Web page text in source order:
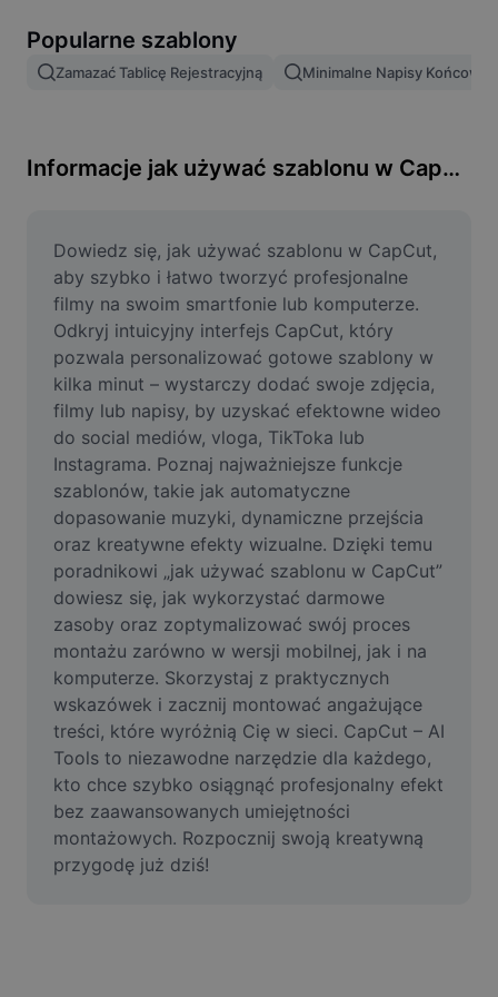
Scalanie obrazów
Zmień rozmiar obrazu
Generator memów
AI Text Remover
AI People Remover
AI Inpainting
Face Cutout
Film
Usuń tło filmu
Ulepsz jakość
Edytor filmów
Przycinaj filmy
Dodaj napisy do filmu
Konwerter filmów
Popularne szablony
Zamazać Tablicę Rejestracyjną Minimalne Napisy Końcowe
Informacje jak używać szablonu w CapCut
Dowiedz się, jak używać szablonu w CapCut,
aby szybko i łatwo tworzyć profesjonalne
filmy na swoim smartfonie lub komputerze.
Odkryj intuicyjny interfejs CapCut, który
pozwala personalizować gotowe szablony w
kilka minut – wystarczy dodać swoje zdjęcia,
filmy lub napisy, by uzyskać efektowne wideo
do social mediów, vloga, TikToka lub
Instagrama. Poznaj najważniejsze funkcje
szablonów, takie jak automatyczne
dopasowanie muzyki, dynamiczne przejścia
oraz kreatywne efekty wizualne. Dzięki temu
poradnikowi „jak używać szablonu w CapCut”
dowiesz się, jak wykorzystać darmowe
zasoby oraz zoptymalizować swój proces
montażu zarówno w wersji mobilnej, jak i na
komputerze. Skorzystaj z praktycznych
wskazówek i zacznij montować angażujące
treści, które wyróżnią Cię w sieci. CapCut – AI
Tools to niezawodne narzędzie dla każdego,
kto chce szybko osiągnąć profesjonalny efekt
bez zaawansowanych umiejętności
montażowych. Rozpocznij swoją kreatywną
przygodę już dziś!